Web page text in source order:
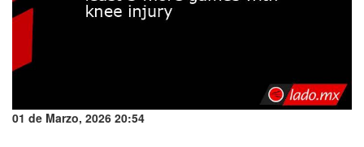
01 de Marzo, 2026 20:54